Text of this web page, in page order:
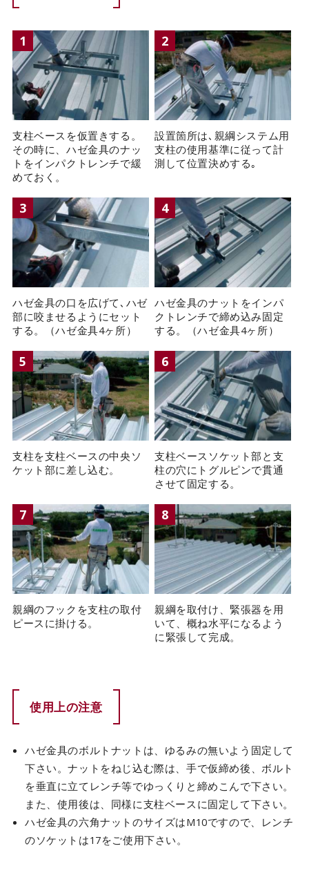
1
支柱ベースを仮置きする。
その時に、ハゼ金具のナッ
トをインパクトレンチで緩
めておく。
2
設置箇所は､親綱システム用
支柱の使用基準に従って計
測して位置決めする｡
3
ハゼ金具の口を広げて､ハゼ
部に咬ませるようにセット
する。（ハゼ金具4ヶ所）
4
ハゼ金具のナットをインパ
クトレンチで締め込み固定
する。（ハゼ金具4ヶ所）
5
支柱を支柱ベースの中央ソ
ケット部に差し込む。
6
支柱ベースソケット部と支
柱の穴にトグルピンで貫通
させて固定する。
7
親綱のフックを支柱の取付
ピースに掛ける。
8
親綱を取付け、緊張器を用
いて、概ね水平になるよう
に緊張して完成。
使用上の注意
ハゼ金具のボルトナットは、ゆるみの無いよう固定して
下さい。ナットをねじ込む際は、手で仮締め後、ボルト
を垂直に立てレンチ等でゆっくりと締めこんで下さい。
また、使用後は、同様に支柱ベースに固定して下さい。
ハゼ金具の六角ナットのサイズはM10ですので、レンチ
のソケットは17をご使用下さい。